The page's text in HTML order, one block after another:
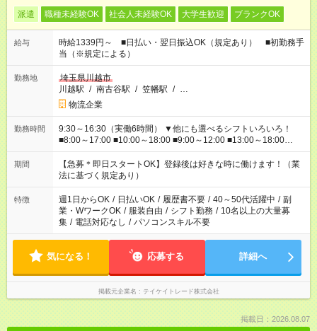
派遣 職種未経験OK 社会人未経験OK 大学生歓迎 ブランクOK
給与
時給1339円～ ■日払い・翌日振込OK（規定あり） ■初勤務手
当（※規定による）
勤務地
埼玉県川越市
川越駅 / 南古谷駅 / 笠幡駅 / …
物流企業
勤務時間
9:30～16:30（実働6時間） ▼他にも選べるシフトいろいろ！
■8:00～17:00 ■10:00～18:00 ■9:00～12:00 ■13:00～18:00
■13:00～21:00 ■22:00～翌6:00 など あなたの希望を教えてく
ださい！
期間
【急募＊即日スタートOK】登録後は好きな時に働けます！（業
法に基づく規定あり）
特徴 週1日からOK / 日払いOK / 履歴書不要 / 40～50代活躍中 / 副
業・WワークOK / 服装自由 / シフト勤務 / 10名以上の大量募
集 / 電話対応なし / パソコンスキル不要
気になる！ 応募する 詳細へ
掲載元企業名 テイケイトレード株式会社
掲載日：2026.08.07